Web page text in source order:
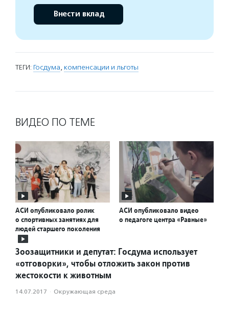
Внести вклад
ТЕГИ: Госдума, компенсации и льготы
ВИДЕО ПО ТЕМЕ
АСИ опубликовало ролик
о спортивных занятиях для
людей старшего поколения
АСИ опубликовало видео
о педагоге центра «Равные»
Зоозащитники и депутат: Госдума использует
«отговорки», чтобы отложить закон против
жестокости к животным
14.07.2017 · Окружающая среда